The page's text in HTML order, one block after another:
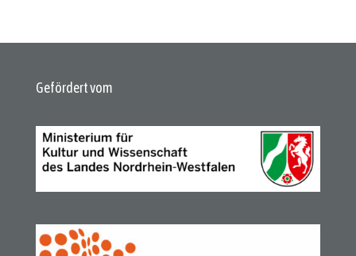
Gefördert vom